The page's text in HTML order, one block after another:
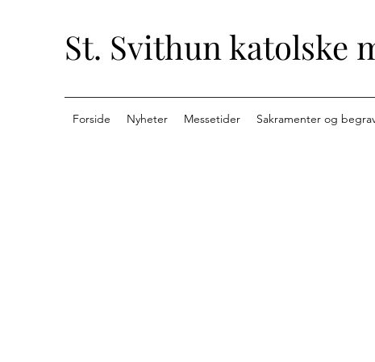
St. Svithun katolske
Forside Nyheter Messetider Sakramenter og